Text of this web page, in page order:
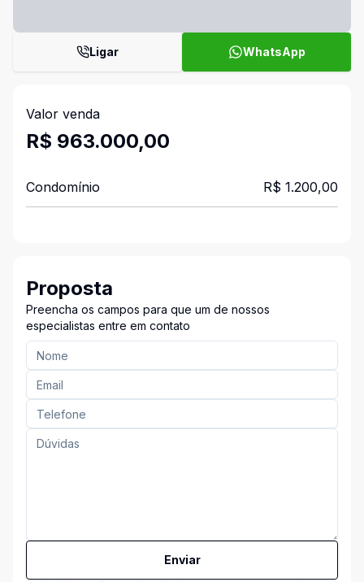
Ligar WhatsApp
Valor venda
R$ 963.000,00
Condomínio R$ 1.200,00
Proposta
Preencha os campos para que um de nossos
especialistas entre em contato
Enviar